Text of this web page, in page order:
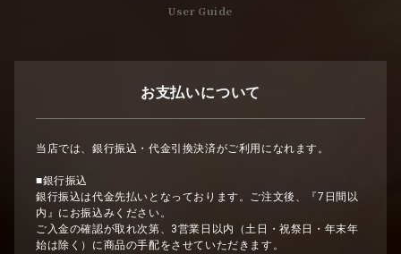
User Guide
お支払いについて
当店では、銀行振込・代金引換決済がご利用になれます。
■銀行振込
銀行振込は代金先払いとなっております。ご注文後、『7日間以
内』にお振込みください。
ご入金の確認が取れ次第、3営業日以内（土日・祝祭日・年末年
始は除く）に商品の手配をさせていただきます。